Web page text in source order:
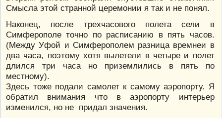
Смысла этой странной церемонии я так и не понял.
Наконец, после трехчасового полета сели в
Симферополе точно по расписанию в пять часов.
(Между Уфой и Симферополем разница времнеи в
два часа, поэтому хотя вылетели в четыре и полет
длился три часа но приземлились в пять по
местному).
Здесь тоже подали самолет к самому аэропорту. Я
обратил внимания что в аэропорту интерьер
изменился, но не придал значения.